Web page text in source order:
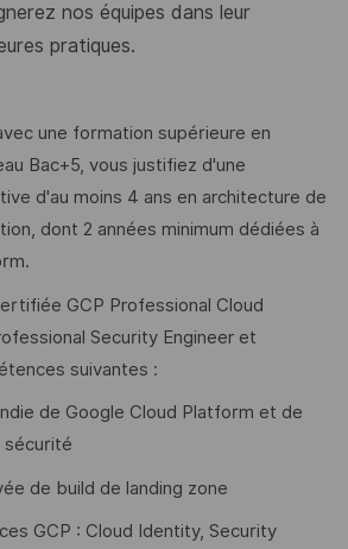
nos équipes dans leur
pratiques.
une formation supérieure en
Bac+5, vous justifiez d'une
d'au moins 4 ans en architecture de
dont 2 années minimum dédiées à
GCP Professional Cloud
Security Engineer et
suivantes :
de Google Cloud Platform et de
sécurité
de build de landing zone
GCP : Cloud Identity, Security